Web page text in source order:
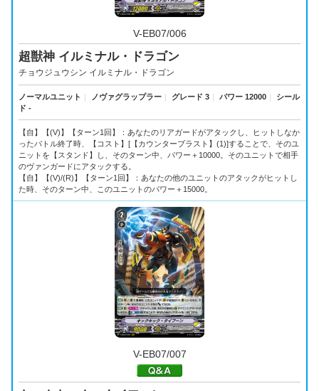
V-EB07/006
超獣神 イルミナル・ドラゴン
チョウジュウシン イルミナル・ドラゴン
ノーマルユニット ｜ ノヴァグラップラー ｜ グレード 3 ｜ パワー 12000 ｜
シール
ド -
【自】【(V)】【ターン1回】：あなたのリアガードがアタックし、ヒットしなか
ったバトル終了時、【コスト】[【カウンターブラスト】(1)]することで、そのユ
ニットを【スタンド】し、そのターン中、パワー＋10000。そのユニットで相手
のヴァンガードにアタックする。
【自】【(V)/(R)】【ターン1回】：あなたの他のユニットのアタックがヒットし
た時、そのターン中、このユニットのパワー＋15000。
V-EB07/007